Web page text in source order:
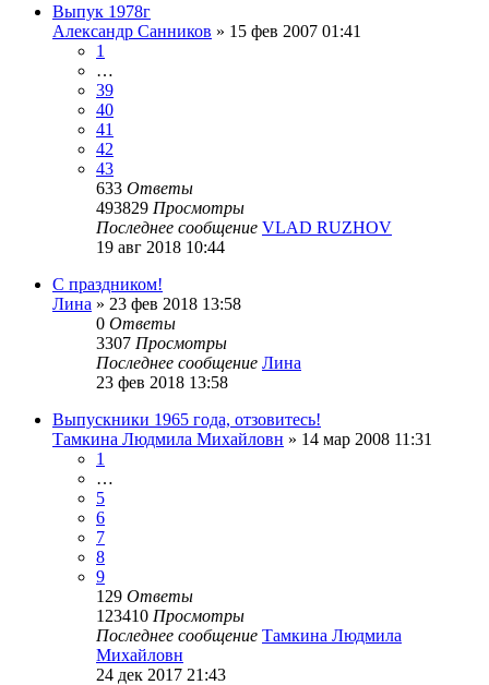
Выпук 1978г
Александр Санников » 15 фев 2007 01:41
1
…
39
40
41
42
43
633 Ответы
493829 Просмотры
Последнее сообщение VLAD RUZHOV
19 авг 2018 10:44
С праздником!
Лина » 23 фев 2018 13:58
0 Ответы
3307 Просмотры
Последнее сообщение Лина
23 фев 2018 13:58
Выпускники 1965 года, отзовитесь!
Тамкина Людмила Михайловн » 14 мар 2008 11:31
1
…
5
6
7
8
9
129 Ответы
123410 Просмотры
Последнее сообщение Тамкина Людмила
Михайловн
24 дек 2017 21:43